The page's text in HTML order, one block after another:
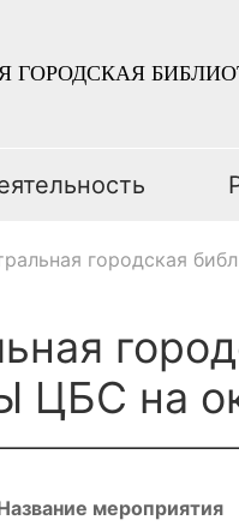
ГОРОДСКАЯ
городская
на
мероприятия